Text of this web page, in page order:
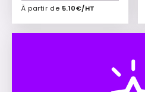
À partir de 5.10€/HT
Ajouter à mon devis